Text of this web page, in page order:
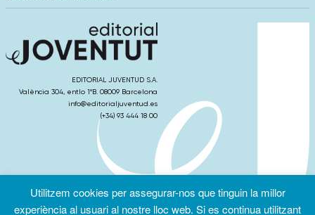
EDITORIAL JUVENTUD S.A.
València 304, entlo 1ºB. 08009 Barcelona
info@editorialjuventud.es
(+34) 93 444 18 00
Condicions
Política de
Política de
cookies
Utilitzem cookies per assegurar-nos que tinguin la millor
experiència al usuari al nostre lloc web. Si es continua utilitzant